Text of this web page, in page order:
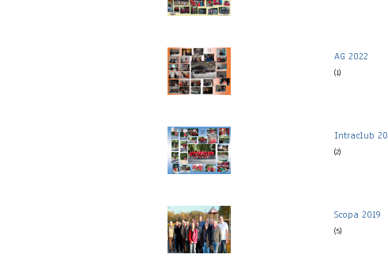
AG 2022
(1)
Intraclub
(2)
Scopa 2019
(5)